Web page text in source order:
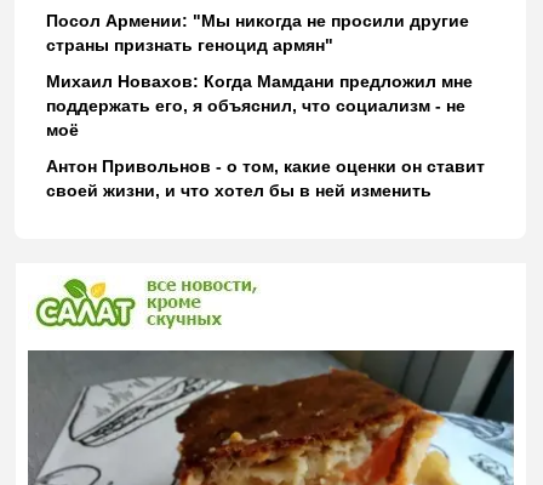
Посол Армении: "Мы никогда не просили другие
страны признать геноцид армян"
Михаил Новахов: Когда Мамдани предложил мне
поддержать его, я объяснил, что социализм - не
моё
Антон Привольнов - о том, какие оценки он ставит
своей жизни, и что хотел бы в ней изменить